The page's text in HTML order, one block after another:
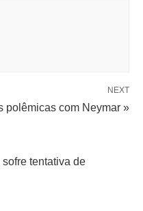
NEXT
polêmicas com Neymar »
tentativa de